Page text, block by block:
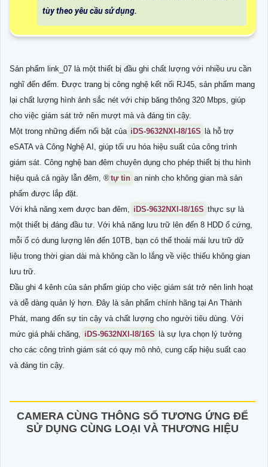
tùy theo yêu cầu sử dụng.
Sản phẩm link_07 là một thiết bị đầu ghi chất lượng với nhiều ưu cần
nghĩ đến đểm. Được trang bị công nghệ kết nối RJ45, sản phẩm mang
lại chất lượng hình ảnh sắc nét với chip băng thông 320 Mbps, giúp
cho việc giám sát trở nên mượt mà và đáng tin cậy.
Một trong những điểm nổi bật của iDS-9632NXI-I8/16S
là hỗ trợ
eSATA và Công Nghệ AI, giúp tối ưu hóa hiệu suất của công trình
giám sát. Công nghệ ban đêm chuyên dụng cho phép thiết bị thu hình
hiệu quả cả ngày lẫn đêm, ®️tự tin an ninh cho không gian mà sản
phẩm được lắp đặt.
Với khả năng xem được ban đêm,
iDS-9632NXI-I8/16S thực sự là
một thiết bị đáng đầu tư. Với khả năng lưu trữ lên đến 8 HDD ổ cứng,
mỗi ổ có dung lượng lên đến 10TB, bạn có thể thoải mái lưu trữ dữ
liệu trong thời gian dài mà không cần lo lắng về việc thiếu không gian
lưu trữ.
Đầu ghi 4 kênh của sản phẩm giúp cho việc giám sát trở nên linh hoạt
và dễ dàng quản lý hơn. Đây là sản phẩm chính hãng tại An Thành
Phát, mang đến sự tin cậy và chất lượng cho người tiêu dùng. Với
mức giá phải chăng,
iDS-9632NXI-I8/16S
là sự lựa chọn lý tưởng
cho các công trình giám sát có quy mô nhỏ, cung cấp hiệu suất cao
và đáng tin cậy.
CAMERA CÙNG THÔNG SỐ TƯƠNG ỨNG ĐỂ
SỬ DỤNG CÙNG LOẠI VÀ THƯƠNG HIỆU